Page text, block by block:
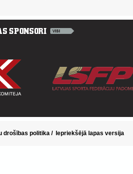
drošības politika / Iepriekšējā lapas versija